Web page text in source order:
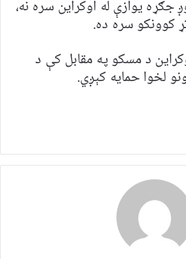
یوازې له اوکراین سره نه،
کوونکو سره ده.
د مسکو په مقابل کې د
لخوا حمایه کېږي.